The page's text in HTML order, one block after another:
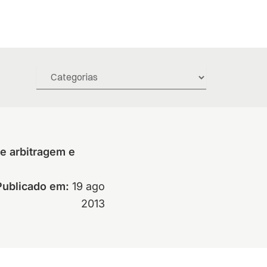
arbitragem e
em: 19 ago
2013